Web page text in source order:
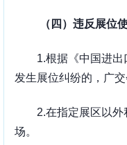
（四）违反展位
1.根据《中国进出
发生展位纠纷的，广
2.在指定展区以
场。